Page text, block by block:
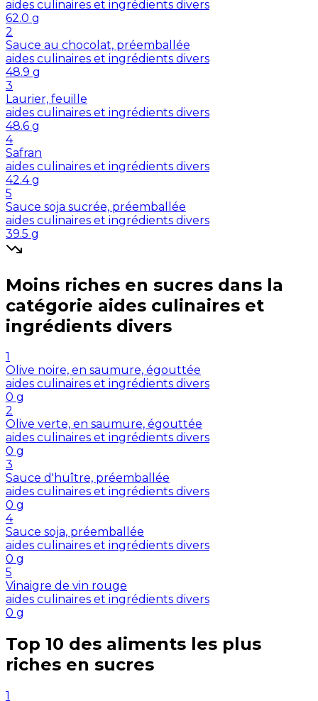
aides culinaires et ingrédients divers
62.0 g
2
Sauce au chocolat, préemballée
aides culinaires et ingrédients divers
48.9 g
3
Laurier, feuille
aides culinaires et ingrédients divers
48.6 g
4
Safran
aides culinaires et ingrédients divers
42.4 g
5
Sauce soja sucrée, préemballée
aides culinaires et ingrédients divers
39.5 g
Moins riches en sucres dans la
catégorie aides culinaires et
ingrédients divers
1
Olive noire, en saumure, égouttée
aides culinaires et ingrédients divers
0 g
2
Olive verte, en saumure, égouttée
aides culinaires et ingrédients divers
0 g
3
Sauce d'huître, préemballée
aides culinaires et ingrédients divers
0 g
4
Sauce soja, préemballée
aides culinaires et ingrédients divers
0 g
5
Vinaigre de vin rouge
aides culinaires et ingrédients divers
0 g
Top 10 des aliments les plus
riches en sucres
1